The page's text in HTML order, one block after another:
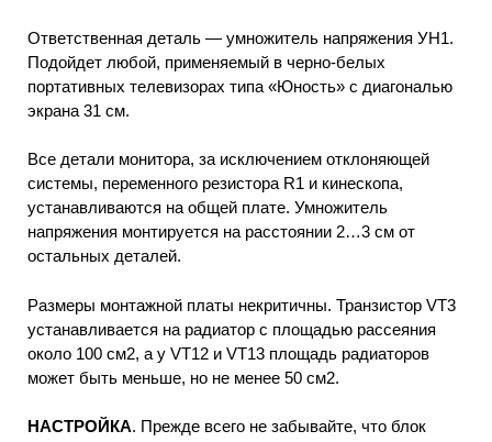
Ответственная деталь — умножитель напряжения УН1.
Подойдет любой, применяемый в черно-белых
портативных телевизорах типа «Юность» с диагональю
экрана 31 см.
Все детали монитора, за исключением отклоняющей
системы, переменного резистора R1 и кинескопа,
устанавливаются на общей плате. Умножитель
напряжения монтируется на расстоянии 2…3 см от
остальных деталей.
Размеры монтажной платы некритичны. Транзистор VT3
устанавливается на радиатор с площадью рассеяния
около 100 см2, а у VT12 и VT13 площадь радиаторов
может быть меньше, но не менее 50 см2.
НАСТРОЙКА. Прежде всего не забывайте, что блок